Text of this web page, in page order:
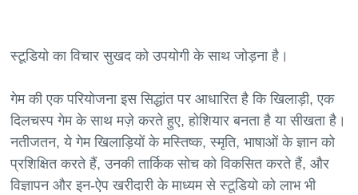
स्टूडियो का विचार सुखद को उपयोगी के साथ जोड़ना है।
गेम की एक परियोजना इस सिद्धांत पर आधारित है कि खिलाड़ी, एक
दिलचस्प गेम के साथ मज़े करते हुए, होशियार बनता है या सीखता है।
नतीजतन, ये गेम खिलाड़ियों के मस्तिष्क, स्मृति, भाषाओं के ज्ञान को
प्रशिक्षित करते हैं, उनकी तार्किक सोच को विकसित करते हैं, और
विज्ञापन और इन-ऐप खरीदारी के माध्यम से स्टूडियो को लाभ भी